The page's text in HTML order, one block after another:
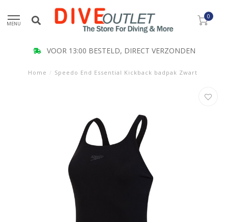
MENU
0
KLANT BEOORDELING 9.5
Home / Speedo End Essential Kickback badpak Zwart